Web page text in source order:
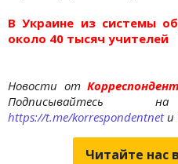
В Украине из системы
около 40 тысяч учителей
Новости от
https://t.me/korrespondentnetи
Читайте нас